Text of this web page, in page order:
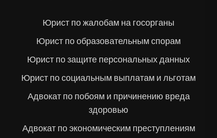
Юрист по жалобам на госорганы
Юрист по образовательным спорам
Юрист по защите персональных данных
Юрист по социальным выплатам и льготам
Адвокат по побоям и причинению вреда
здоровью
Адвокат по экономическим преступлениям